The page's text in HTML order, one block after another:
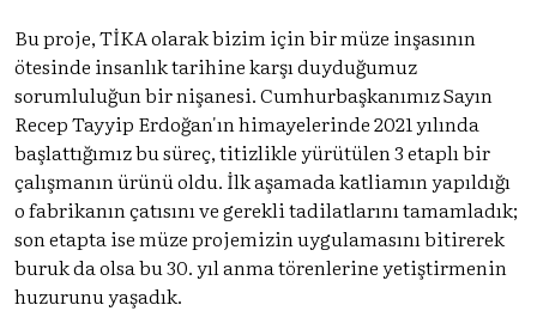
Bu proje, TİKA olarak bizim için bir müze inşasının
ötesinde insanlık tarihine karşı duyduğumuz
sorumluluğun bir nişanesi. Cumhurbaşkanımız Sayın
Recep Tayyip Erdoğan'ın himayelerinde 2021 yılında
başlattığımız bu süreç, titizlikle yürütülen 3 etaplı bir
çalışmanın ürünü oldu. İlk aşamada katliamın yapıldığı
o fabrikanın çatısını ve gerekli tadilatlarını tamamladık;
son etapta ise müze projemizin uygulamasını bitirerek
buruk da olsa bu 30. yıl anma törenlerine yetiştirmenin
huzurunu yaşadık.